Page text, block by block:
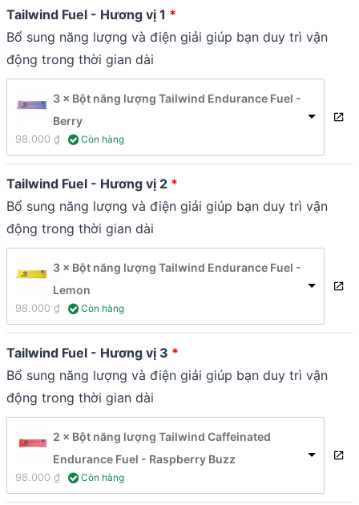
Tailwind Fuel - Hương vị 1
Bổ sung năng lượng và điện giải giúp bạn duy trì vận
động trong thời gian dài
3 × Bột năng lượng Tailwind Endurance Fuel -
Berry
98.000 ₫ Còn hàng
Tailwind Fuel - Hương vị 2
Bổ sung năng lượng và điện giải giúp bạn duy trì vận
động trong thời gian dài
3 × Bột năng lượng Tailwind Endurance Fuel -
Lemon
98.000 ₫ Còn hàng
Tailwind Fuel - Hương vị 3
Bổ sung năng lượng và điện giải giúp bạn duy trì vận
động trong thời gian dài
2 × Bột năng lượng Tailwind Caffeinated
Endurance Fuel - Raspberry Buzz
98.000 ₫ Còn hàng